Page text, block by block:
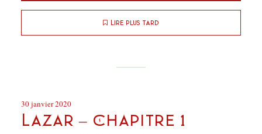
Lire plus tard
30 janvier 2020
Lazar – Chapitre 1